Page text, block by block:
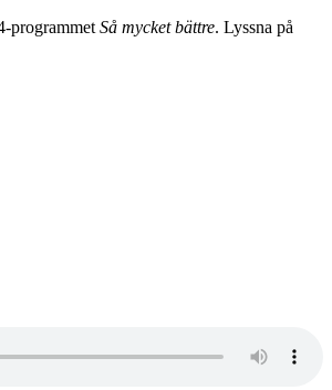
programmet Så mycket bättre. Lyssna på